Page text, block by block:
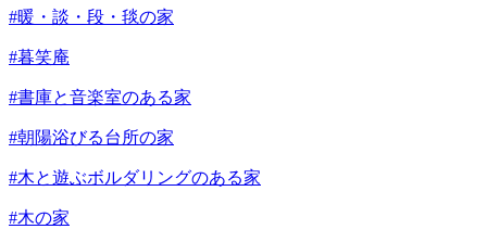
#暖・談・段・毯の家
#暮笑庵
#書庫と音楽室のある家
#朝陽浴びる台所の家
#木と遊ぶボルダリングのある家
#木の家